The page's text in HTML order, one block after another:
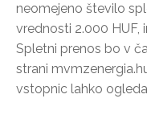
neomejeno število
vrednosti 2.000 HUF,
Spletni prenos bo v
strani
vstopnic lahko